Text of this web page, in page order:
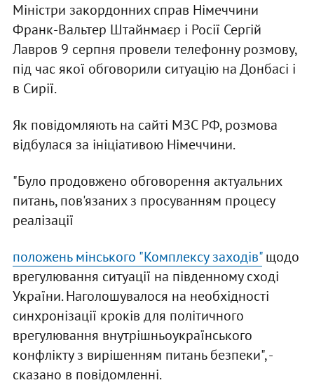
Міністри закордонних справ Німеччини
Франк-Вальтер Штайнмаєр і Росії Сергій
Лавров 9 серпня провели телефонну розмову,
під час якої обговорили ситуацію на Донбасі і
в Сирії.
Як повідомляють на сайті МЗС РФ, розмова
відбулася за ініціативою Німеччини.
"Було продовжено обговорення актуальних
питань, пов'язаних з просуванням процесу
реалізації
положень мінського "Комплексу заходів"щодо
врегулювання ситуації на південному сході
України. Наголошувалося на необхідності
синхронізації кроків для політичного
врегулювання внутрішньоукраїнського
конфлікту з вирішенням питань безпеки", -
сказано в повідомленні.